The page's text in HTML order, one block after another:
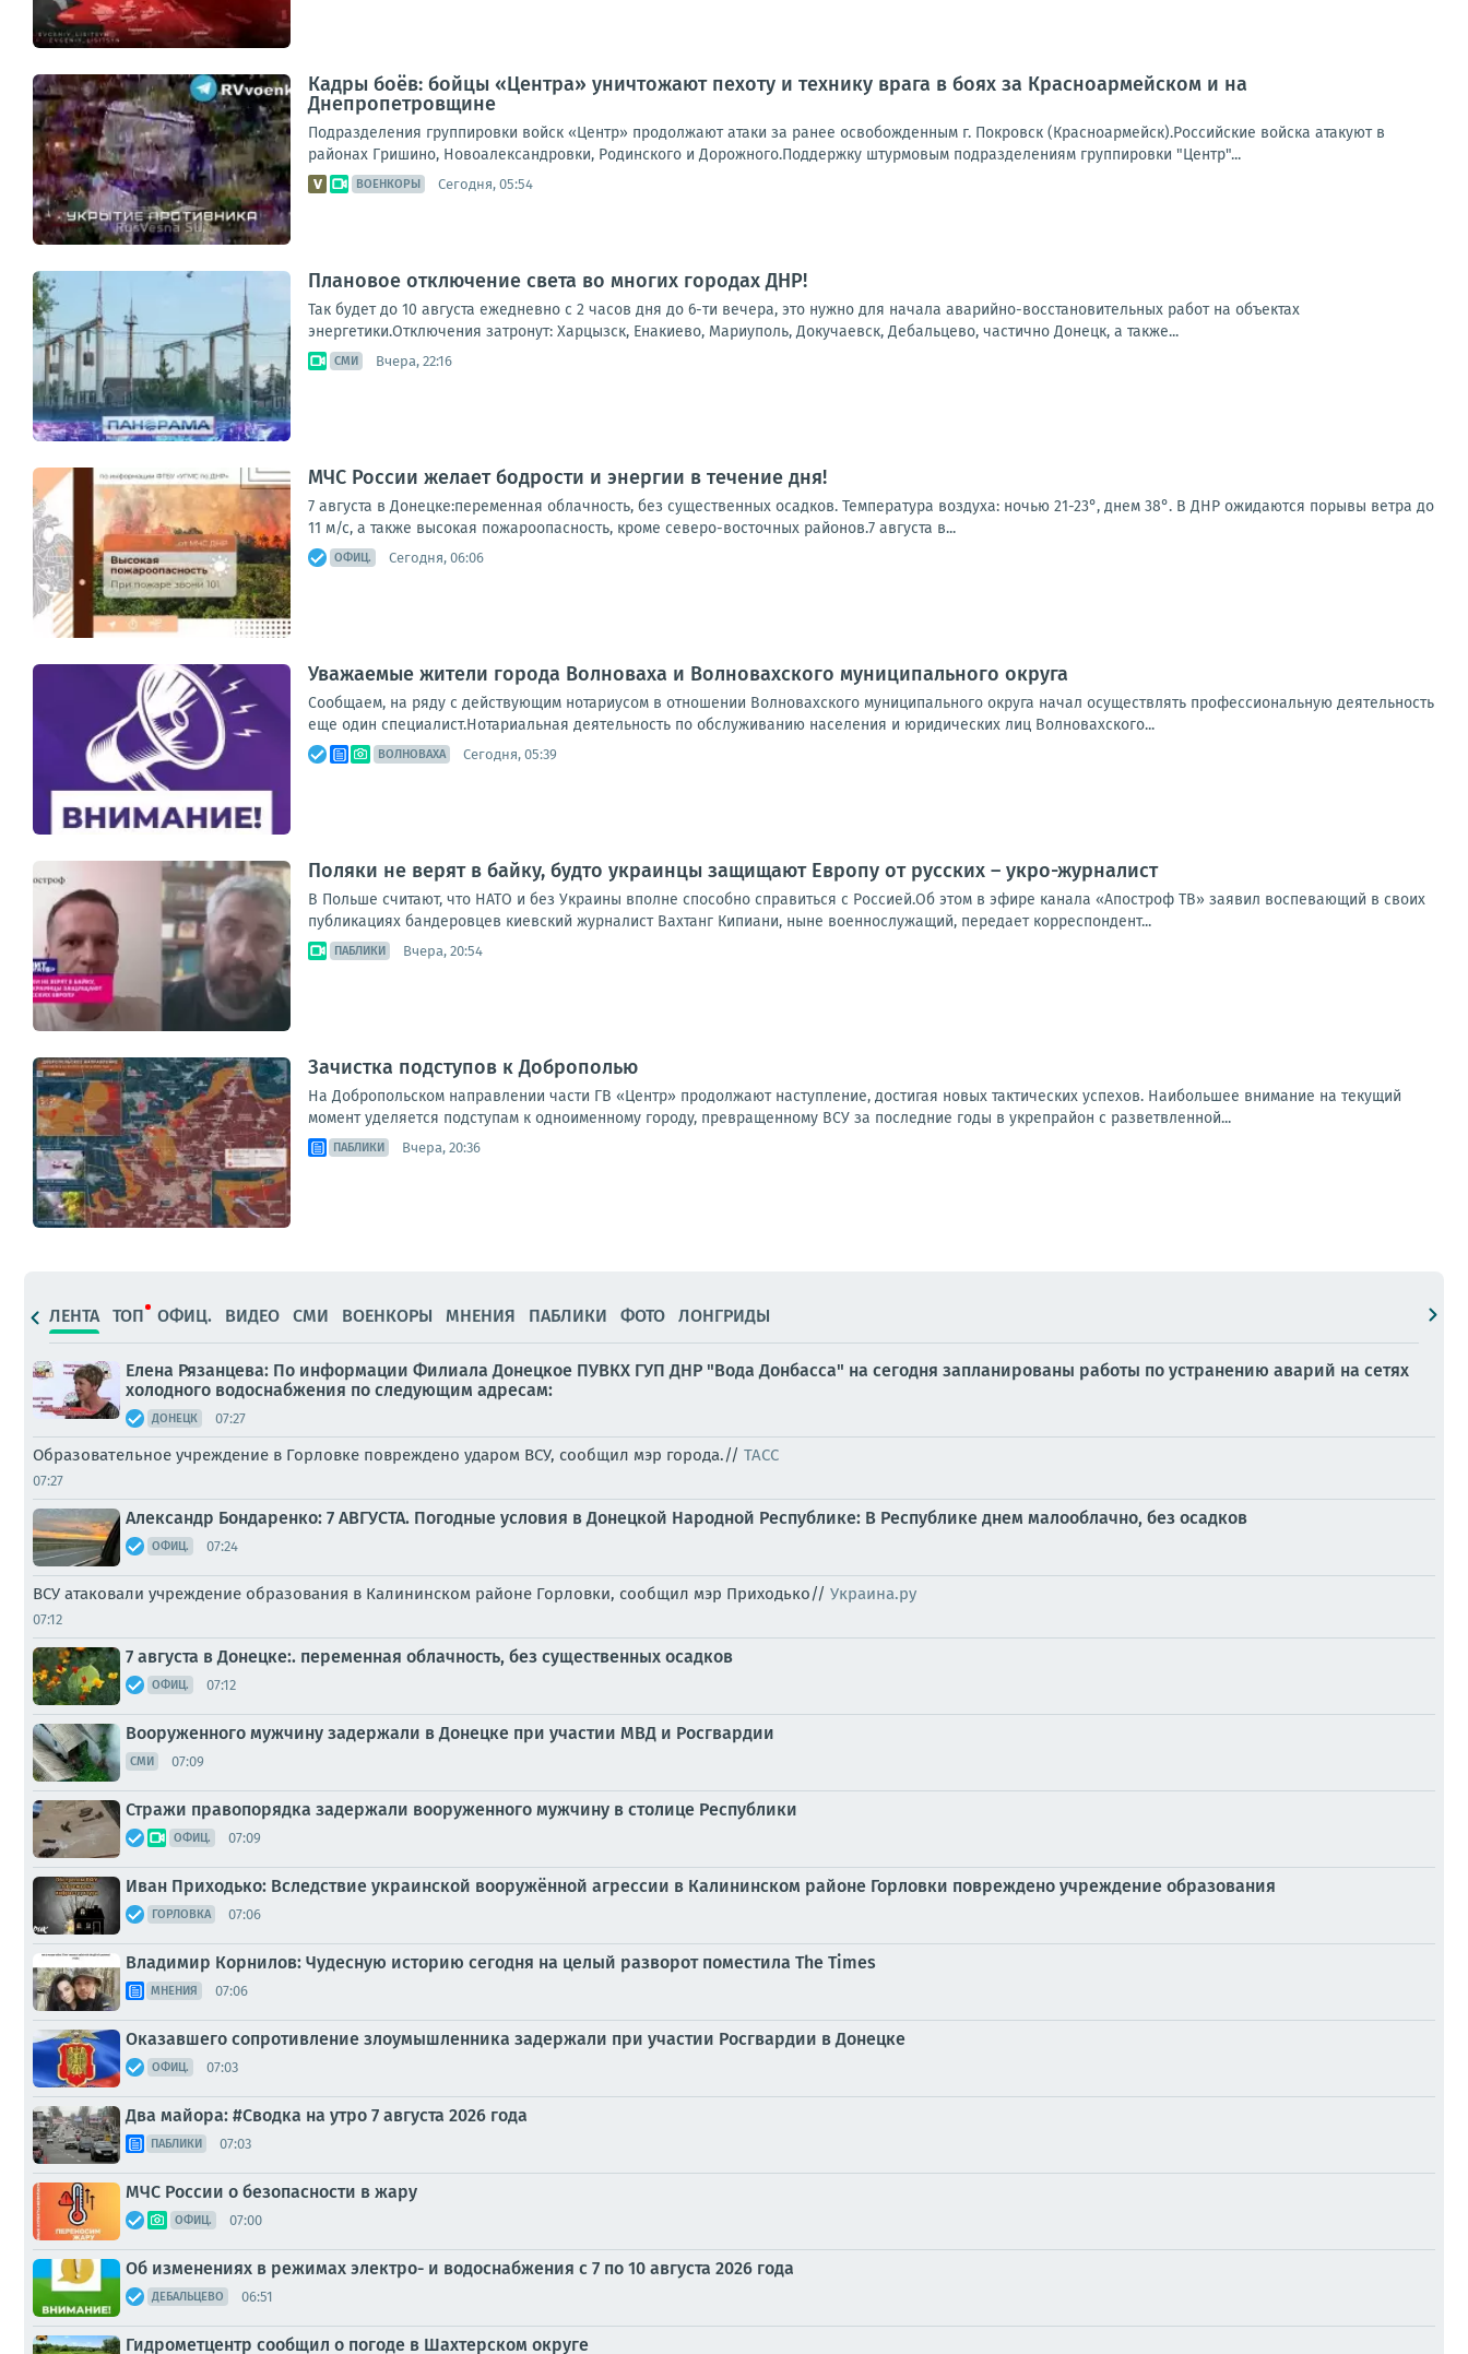
Кадры боёв: бойцы «Центра» уничтожают пехоту и технику врага в боях за Красноармейском и на
Днепропетровщине
Подразделения группировки войск «Центр» продолжают атаки за ранее освобожденным г. Покровск (Красноармейск).Российские войска атакуют в
районах Гришино, Новоалександровки, Родинского и Дорожного.Поддержку штурмовым подразделениям группировки "Центр"...
ВОЕНКОРЫ Сегодня, 05:54
Плановое отключение света во многих городах ДНР!
Так будет до 10 августа ежедневно с 2 часов дня до 6-ти вечера, это нужно для начала аварийно-восстановительных работ на объектах
энергетики.Отключения затронут: Харцызск, Енакиево, Мариуполь, Докучаевск, Дебальцево, частично Донецк, а также...
СМИ Вчера, 22:16
МЧС России желает бодрости и энергии в течение дня!
7 августа в Донецке:переменная облачность, без существенных осадков. Температура воздуха: ночью 21-23°, днем 38°. В ДНР ожидаются порывы ветра до
11 м/с, а также высокая пожароопасность, кроме северо-восточных районов.7 августа в...
ОФИЦ. Сегодня, 06:06
Уважаемые жители города Волноваха и Волновахского муниципального округа
Сообщаем, на ряду с действующим нотариусом в отношении Волновахского муниципального округа начал осуществлять профессиональную деятельность
еще один специалист.Нотариальная деятельность по обслуживанию населения и юридических лиц Волновахского...
ВОЛНОВАХА Сегодня, 05:39
Поляки не верят в байку, будто украинцы защищают Европу от русских – укро-журналист
В Польше считают, что НАТО и без Украины вполне способно справиться с Россией.Об этом в эфире канала «Апостроф ТВ» заявил воспевающий в своих
публикациях бандеровцев киевский журналист Вахтанг Кипиани, ныне военнослужащий, передает корреспондент...
ПАБЛИКИ Вчера, 20:54
Зачистка подступов к Доброполью
На Добропольском направлении части ГВ «Центр» продолжают наступление, достигая новых тактических успехов. Наибольшее внимание на текущий
момент уделяется подступам к одноименному городу, превращенному ВСУ за последние годы в укрепрайон с разветвленной...
ПАБЛИКИ Вчера, 20:36
ЛЕНТА ТОП ОФИЦ. ВИДЕО СМИ ВОЕНКОРЫ МНЕНИЯ ПАБЛИКИ ФОТО ЛОНГРИДЫ
Елена Рязанцева: По информации Филиала Донецкое ПУВКХ ГУП ДНР "Вода Донбасса" на сегодня запланированы работы по устранению аварий на сетях
холодного водоснабжения по следующим адресам:
ДОНЕЦК 07:27
Образовательное учреждение в Горловке повреждено ударом ВСУ, сообщил мэр города.// ТАСС
07:27
Александр Бондаренко: 7 АВГУСТА. Погодные условия в Донецкой Народной Республике: В Республике днем малооблачно, без осадков
ОФИЦ. 07:24
ВСУ атаковали учреждение образования в Калининском районе Горловки, сообщил мэр Приходько// Украина.ру
07:12
7 августа в Донецке:. переменная облачность, без существенных осадков
ОФИЦ. 07:12
Вооруженного мужчину задержали в Донецке при участии МВД и Росгвардии
СМИ 07:09
Стражи правопорядка задержали вооруженного мужчину в столице Республики
ОФИЦ. 07:09
Иван Приходько: Вследствие украинской вооружённой агрессии в Калининском районе Горловки повреждено учреждение образования
ГОРЛОВКА 07:06
Владимир Корнилов: Чудесную историю сегодня на целый разворот поместила The Times
МНЕНИЯ 07:06
Оказавшего сопротивление злоумышленника задержали при участии Росгвардии в Донецке
ОФИЦ. 07:03
Два майора: #Сводка на утро 7 августа 2026 года
ПАБЛИКИ 07:03
МЧС России о безопасности в жару
ОФИЦ. 07:00
Об изменениях в режимах электро- и водоснабжения с 7 по 10 августа 2026 года
ДЕБАЛЬЦЕВО 06:51
Гидрометцентр сообщил о погоде в Шахтерском округе